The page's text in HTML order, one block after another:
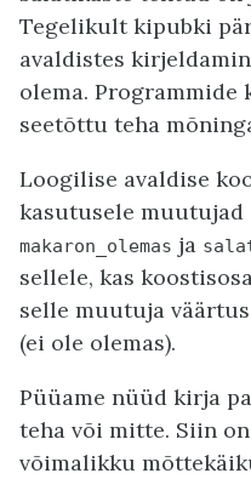
Tegelikult kipubki
avaldistes
olema.
seetõttu teha
Loogilise avaldise
kasutusele muutujad
makaron_olemas ja
sellele, kas
selle muutuja väärtus
(ei ole olemas).
Püüame nüüd kirja
teha või mitte. Siin
võimalikku